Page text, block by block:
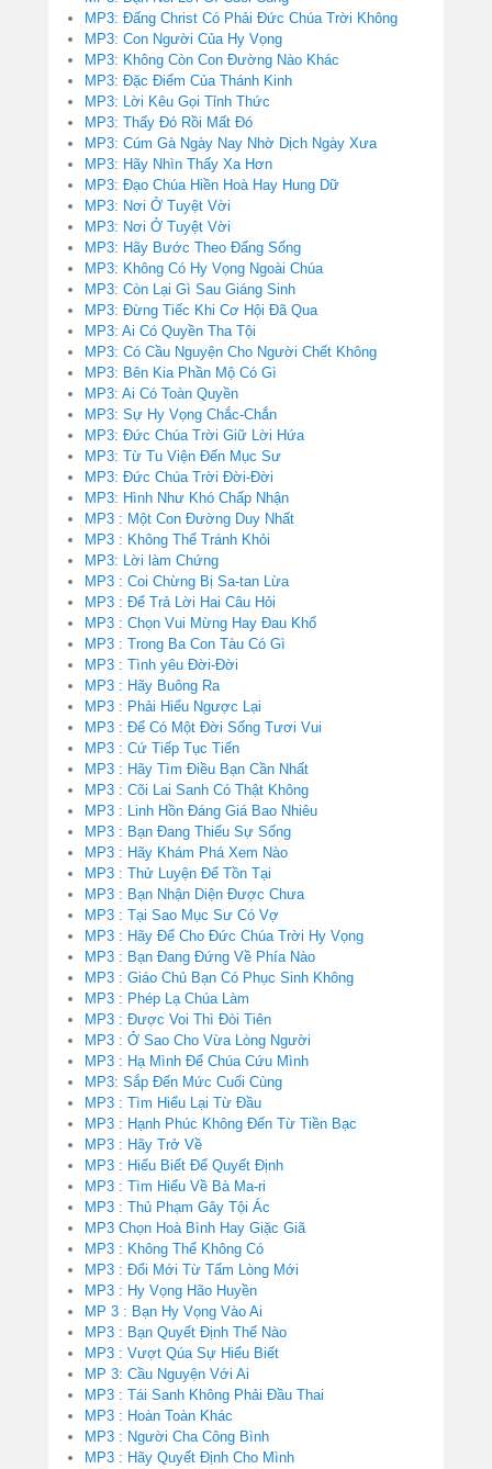
MP3: Đấng Christ Có Phải Đức Chúa Trời Không
MP3: Con Người Của Hy Vọng
MP3: Không Còn Con Đường Nào Khác
MP3: Đặc Điểm Của Thánh Kinh
MP3: Lời Kêu Gọi Tỉnh Thức
MP3: Thấy Đó Rồi Mất Đó
MP3: Cúm Gà Ngày Nay Nhờ Dịch Ngày Xưa
MP3: Hãy Nhìn Thấy Xa Hơn
MP3: Đạo Chúa Hiền Hoà Hay Hung Dữ
MP3: Nơi Ở Tuyệt Vời
MP3: Nơi Ở Tuyệt Vời
MP3: Hãy Bước Theo Đấng Sống
MP3: Không Có Hy Vọng Ngoài Chúa
MP3: Còn Lại Gì Sau Giáng Sinh
MP3: Đừng Tiếc Khi Cơ Hội Đã Qua
MP3: Ai Có Quyền Tha Tội
MP3: Có Cầu Nguyện Cho Người Chết Không
MP3: Bên Kia Phần Mộ Có Gì
MP3: Ai Có Toàn Quyền
MP3: Sự Hy Vọng Chắc-Chắn
MP3: Đức Chúa Trời Giữ Lời Hứa
MP3: Từ Tu Viện Đến Mục Sư
MP3: Đức Chúa Trời Đời-Đời
MP3: Hình Như Khó Chấp Nhận
MP3 : Một Con Đường Duy Nhất
MP3 : Không Thể Tránh Khỏi
MP3: Lời làm Chứng
MP3 : Coi Chừng Bị Sa-tan Lừa
MP3 : Để Trả Lời Hai Câu Hỏi
MP3 : Chọn Vui Mừng Hay Đau Khổ
MP3 : Trong Ba Con Tàu Có Gì
MP3 : Tình yêu Đời-Đời
MP3 : Hãy Buông Ra
MP3 : Phải Hiểu Ngược Lại
MP3 : Để Có Một Đời Sống Tươi Vui
MP3 : Cứ Tiếp Tục Tiến
MP3 : Hãy Tìm Điều Bạn Cần Nhất
MP3 : Cõi Lai Sanh Có Thật Không
MP3 : Linh Hồn Đáng Giá Bao Nhiêu
MP3 : Bạn Đang Thiếu Sự Sống
MP3 : Hãy Khám Phá Xem Nào
MP3 : Thử Luyện Để Tồn Tại
MP3 : Bạn Nhận Diện Được Chưa
MP3 : Tại Sao Mục Sư Có Vợ
MP3 : Hãy Để Cho Đức Chúa Trời Hy Vọng
MP3 : Bạn Đang Đứng Về Phía Nào
MP3 : Giáo Chủ Bạn Có Phục Sinh Không
MP3 : Phép Lạ Chúa Làm
MP3 : Được Voi Thì Đòi Tiên
MP3 : Ở Sao Cho Vừa Lòng Người
MP3 : Hạ Mình Để Chúa Cứu Mình
MP3: Sắp Đến Mức Cuối Cùng
MP3 : Tìm Hiểu Lại Từ Đầu
MP3 : Hạnh Phúc Không Đến Từ Tiền Bạc
MP3 : Hãy Trở Về
MP3 : Hiểu Biết Để Quyết Định
MP3 : Tìm Hiểu Về Bà Ma-ri
MP3 : Thủ Phạm Gây Tội Ác
MP3 Chọn Hoà Bình Hay Giặc Giã
MP3 : Không Thể Không Có
MP3 : Đổi Mới Từ Tấm Lòng Mới
MP3 : Hy Vọng Hão Huyền
MP 3 : Bạn Hy Vọng Vào Ai
MP3 : Bạn Quyết Định Thế Nào
MP3 : Vượt Qúa Sự Hiểu Biết
MP 3: Cầu Nguyện Với Ai
MP3 : Tái Sanh Không Phải Đầu Thai
MP3 : Hoàn Toàn Khác
MP3 : Người Cha Công Bình
MP3 : Hãy Quyết Định Cho Mình